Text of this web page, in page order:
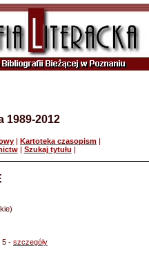
1989-2012
| Kartoteka czasopism |
| Szukaj tytułu |
5 - szczegóły